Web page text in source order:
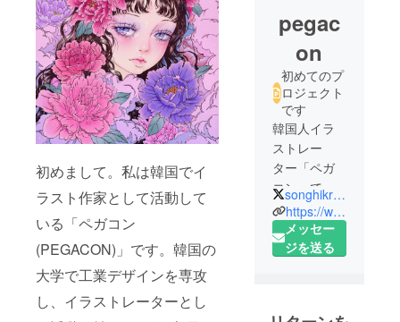
初めまして。私は韓国でイ
ラスト作家として活動して
いる「ペガコン
(PEGACON)」です。韓国の
大学で工業デザインを専攻
し、イラストレーターとし
pegac
on
初めてのプ
ロジェクト
です
韓国人イラ
ストレー
ター「ペガ
コン」で
す。
非現実と夢
幻的な雰囲
songhikr2003
https://www.instagram.com/pegacon_lee/
メッセー
ジを送る